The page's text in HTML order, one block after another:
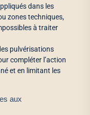
dans les
zones techniques,
à traiter
pulvérisations
compléter l’action
et en limitant les
aux